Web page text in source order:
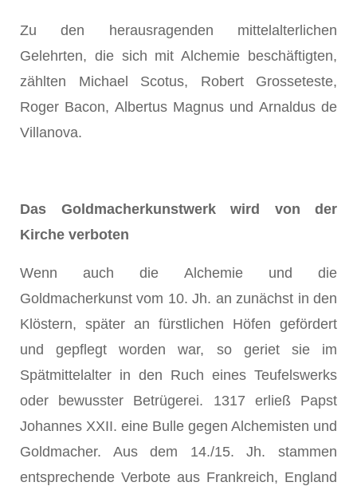
Zu den herausragenden mittelalterlichen
Gelehrten, die sich mit Alchemie beschäftigten,
zählten Michael Scotus, Robert Grosseteste,
Roger Bacon, Albertus Magnus und Arnaldus de
Villanova.
Das Goldmacherkunstwerk wird von der
Kirche verboten
Wenn auch die Alchemie und die
Goldmacherkunst vom 10. Jh. an zunächst in den
Klöstern, später an fürstlichen Höfen gefördert
und gepflegt worden war, so geriet sie im
Spätmittelalter in den Ruch eines Teufelswerks
oder bewusster Betrügerei. 1317 erließ Papst
Johannes XXII. eine Bulle gegen Alchemisten und
Goldmacher. Aus dem 14./15. Jh. stammen
entsprechende Verbote aus Frankreich, England